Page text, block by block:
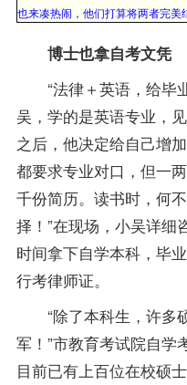
也来凑热闹，他们打算将两者完
博士也拿自考文凭
“法律＋英语，给毕
吴，学的是英语专业 ，
之后，他决定给自己增
都要求专业对口，但一
千份简历。读书时，何
择！”在现场，小吴详细
时间拿下自学本科，毕
行考律师证。
“除了本科生，许多
军！”市教育考试院自学
目前已有上百位在校硕